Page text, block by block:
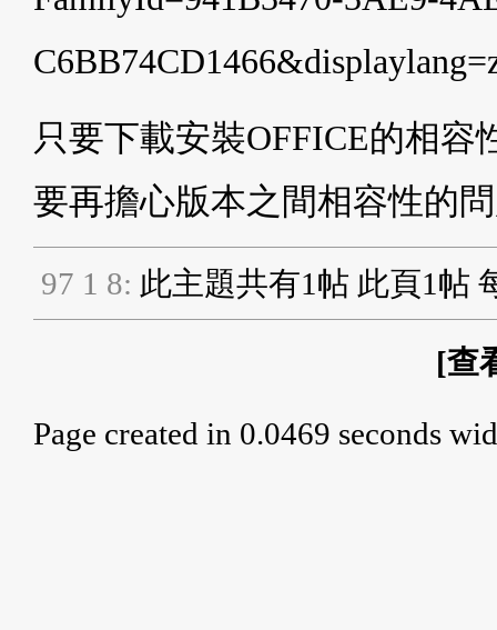
只要下載安裝OFFICE的相容
要再擔心版本之間相容性的
97 1 8: 此主題共有1帖 此頁1帖
[查
Page created in 0.0469 seconds